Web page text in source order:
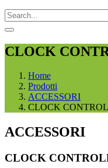
CLOCK
Home
Prodotti
ACCESSORI
CLOCK
ACCESSORI
CLOCK